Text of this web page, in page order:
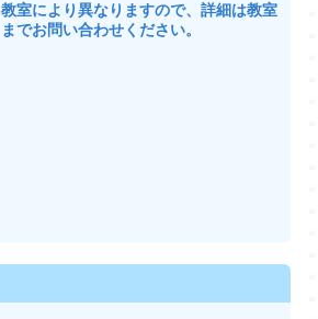
教室により異なりますので、詳細は教室
までお問い合わせください。